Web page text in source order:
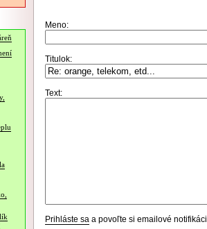
Meno:
Titulok:
Text:
Prihláste sa a povoľte si emailové